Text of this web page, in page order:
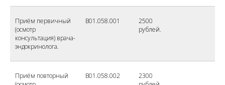
Приём первичный
(осмотр
консультация) врача-
эндокринолога.
B01.058.001
2500
рублей.
Приём повторный
B01.058.002
2300